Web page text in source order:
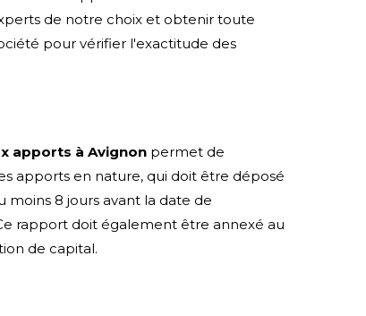
de notre choix et obtenir toute
pour vérifier l'exactitude des
apports à Avignonpermet de
apports en nature, qui doit être déposé
8 jours avant la date de
rapport doit également être annexé au
de capital.